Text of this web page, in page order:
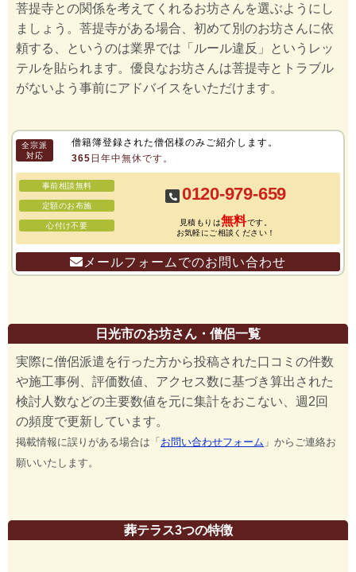
菩提寺との関係を考えてくれるお坊さんを選ぶようにし
ましょう。菩提寺がある場合、初めて別のお坊さんに依
頼する、というのは業界では「ルール違反」というレッ
テルを貼られます。優良なお坊さんは菩提寺とトラブル
がないよう事前にアドバイスをいただけます。
全宗派
対応
僧籍簿登録された僧侶様のみご紹介します。
365日年中無休です。
事前相談無料
定額のお布施
心付け不要
0120-979-659
見積もりは無料です。
お気軽にご相談ください！
メールフォームでのお問い合わせ
日光市のお坊さん・僧侶一覧
実際に僧侶派遣を行った方から投稿された口コミの件数
や施工事例、評価数値、アクセス数に基づき算出された
検討人数などの主要数値を元に集計をおこない、週2回
の頻度で更新しています。
掲載情報に誤りがある場合は「お問い合わせフォーム 」からご連絡お
願いいたします。
葬テラス3つの特徴